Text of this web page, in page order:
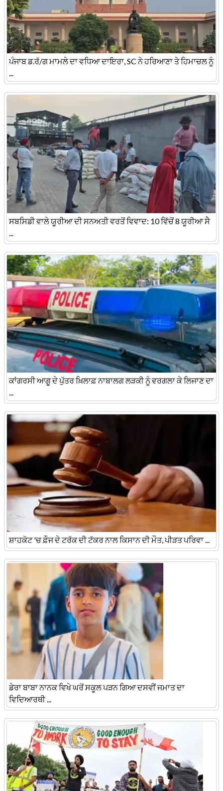
ਪੰਜਾਬ ਡ.ਰੱ/ਗ ਮਾਮਲੇ ਦਾ ਵਧਿਆ ਦਾਇਰਾ, SC ਨੇ ਹਰਿਆਣਾ ਤੇ ਹਿਮਾਚਲ ਨੂੰ
...
ਸਬਸਿਡੀ ਵਾਲੇ ਯੂਰੀਆ ਦੀ ਸਨਅਤੀ ਵਰਤੋਂ ਵਿਵਾਦ: 10 ਵਿੱਚੋਂ 8 ਯੂਰੀਆ ਸੈ
ਕਾਂਗਰਸੀ ਆਗੂ ਦੇ ਪੁੱਤਰ ਖ਼ਿਲਾਫ਼ ਨਾਬਾਲਗ ਲੜਕੀ ਨੂੰ ਵਰਗਲਾ ਕੇ ਲਿਜਾਣ ਦਾ
...
ਸ਼ਾਹਕੋਟ 'ਚ ਫ਼ੌਜ ਦੇ ਟਰੱਕ ਦੀ ਟੱਕਰ ਨਾਲ ਕਿਸਾਨ ਦੀ ਮੌਤ, ਪੀੜਤ ਪਰਿਵਾ ...
ਡੇਰਾ ਬਾਬਾ ਨਾਨਕ ਵਿਖੇ ਘਰੋਂ ਸਕੂਲ ਪੜਨ ਗਿਆ ਦਸਵੀਂ ਜਮਾਤ ਦਾ
ਵਿਦਿਆਰਥੀ ...